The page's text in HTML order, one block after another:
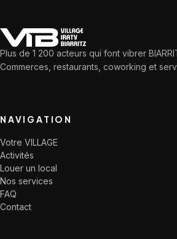
Plus de 1 200 acteurs qui font vibrer
Commerces, restaurants, coworking et
NAVIGATION
Votre VILLAGE
Activités
Louer un local
Nos services
FAQ
Contact